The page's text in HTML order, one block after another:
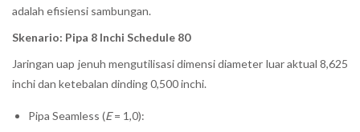
adalah efisiensi sambungan.
Skenario: Pipa 8 Inchi Schedule 80
Jaringan uap jenuh mengutilisasi dimensi diameter luar aktual 8,625
inchi dan ketebalan dinding 0,500 inchi.
Pipa Seamless (E= 1,0):